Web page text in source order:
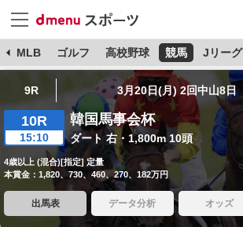
MLB ゴルフ 高校野球 競馬 Jリーグ
9R 3月20日(月) 2回中山8日
10R
15:10
韓国馬事会杯
ダート 右・1,800m 10頭
4歳以上 (混合)[指定] 定量
本賞金：1,820、730、460、270、182万円
出馬表 データ分析 オッズ